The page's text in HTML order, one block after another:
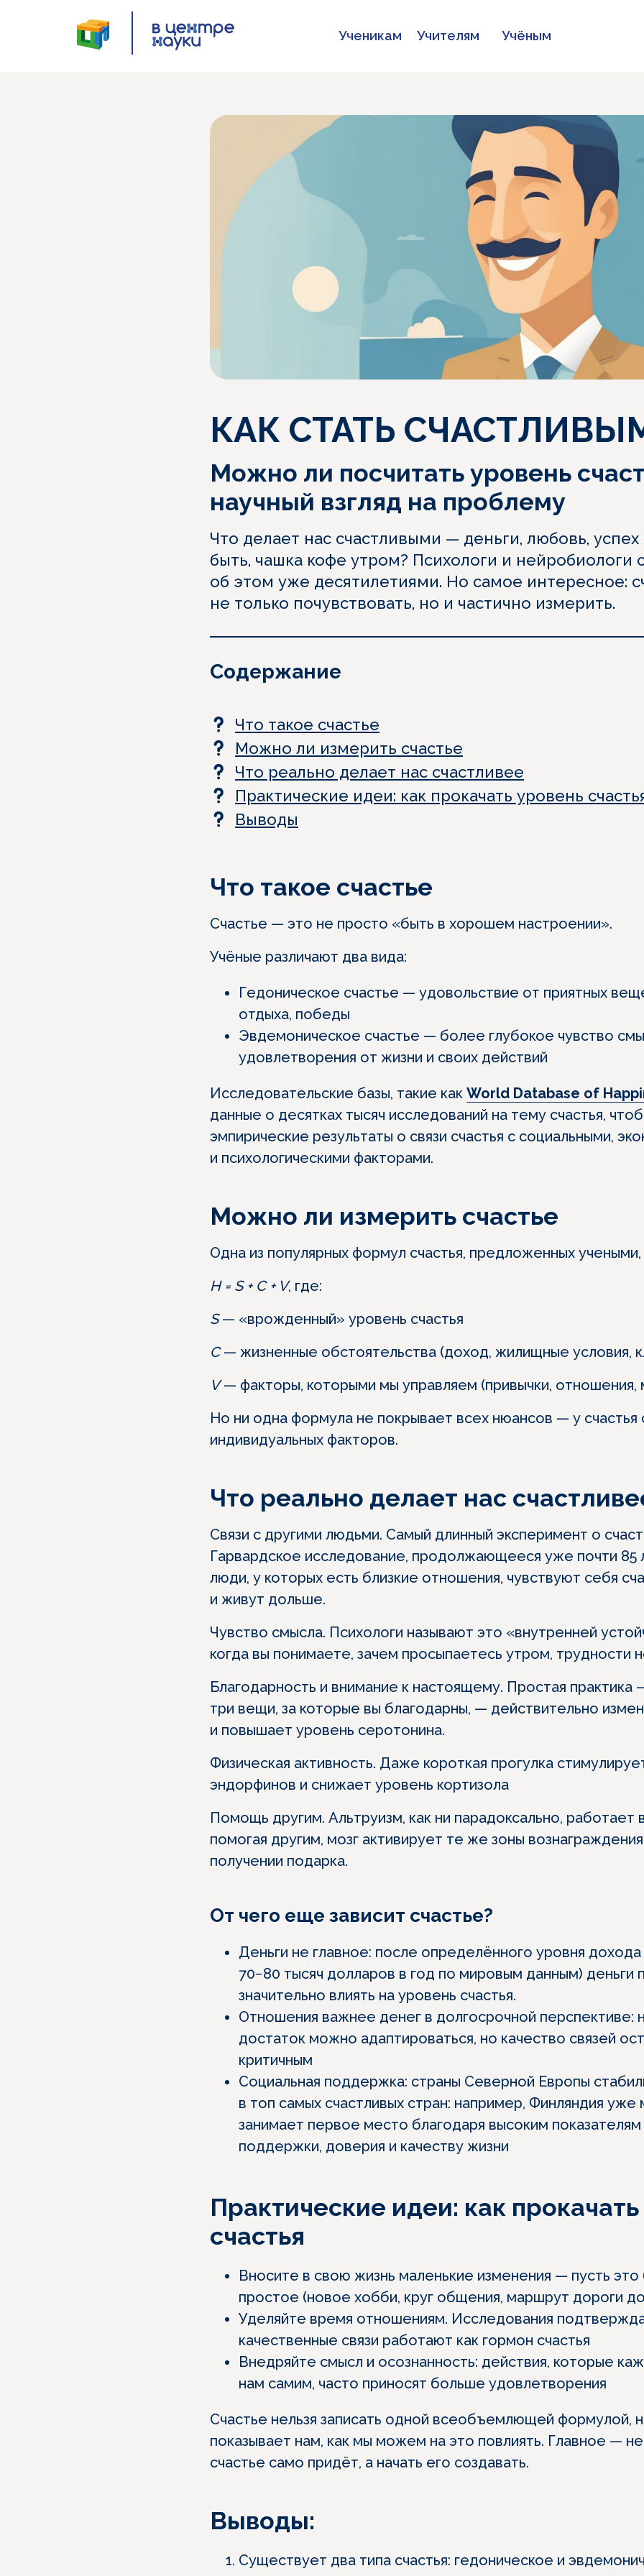
Ученикам Учителям Учёным
КАК СТАТЬ
Можно ли посчитать уровень
научный взгляд на проблему
Что делает нас счастливыми — деньги, любовь,
быть, чашка кофе утром? Психологи и нейробиологи
об этом уже десятилетиями. Но самое интересное:
не только почувствовать, но и частично измерить.
Содержание
Что такое счастье
Можно ли измерить счастье
Что реально делает нас счастливее
Практические идеи: как прокачать уровень
Выводы
Что такое счастье
Счастье — это не просто «быть в хорошем настроении».
Учёные различают два вида:
Гедоническое счастье — удовольствие от приятных
отдыха, победы
Эвдемоническое счастье — более глубокое чувство
удовлетворения от жизни и своих действий
Исследовательские базы, такие как World Database of
данные о десятках тысяч исследований на тему счастья,
эмпирические результаты о связи счастья с социальными,
и психологическими факторами.
Можно ли измерить счастье
Одна из популярных формул счастья, предложенных учеными,
H = S + C + V, где:
S— «врожденный» уровень счастья
C— жизненные обстоятельства (доход, жилищные условия,
V— факторы, которыми мы управляем (привычки, отношения,
Но ни одна формула не покрывает всех нюансов — у
индивидуальных факторов.
Что реально делает нас
Связи с другими людьми. Самый длинный эксперимент о
Гарвардское исследование, продолжающееся уже почти 85
люди, у которых есть близкие отношения, чувствуют себя
и живут дольше.
Чувство смысла. Психологи называют это «внутренней
когда вы понимаете, зачем просыпаетесь утром, трудности
Благодарность и внимание к настоящему. Простая практика
три вещи, за которые вы благодарны, — действительно
и повышает уровень серотонина.
Физическая активность. Даже короткая прогулка
эндорфинов и снижает уровень кортизола
Помощь другим. Альтруизм, как ни парадоксально, работает
помогая другим, мозг активирует те же зоны
получении подарка.
От чего еще зависит счастье?
Деньги не главное: после определённого уровня
70−80 тысяч долларов в год по мировым данным) деньги
значительно влиять на уровень счастья.
Отношения важнее денег в долгосрочной перспективе:
достаток можно адаптироваться, но качество связей
критичным
Социальная поддержка: страны Северной Европы
в топ самых счастливых стран: например, Финляндия уже
занимает первое место благодаря высоким
поддержки, доверия и качеству жизни
Практические идеи: как
счастья
Вносите в свою жизнь маленькие изменения — пусть
простое (новое хобби, круг общения, маршрут дороги
Уделяйте время отношениям. Исследования
качественные связи работают как гормон счастья
Внедряйте смысл и осознанность: действия, которые
нам самим, часто приносят больше удовлетворения
Счастье нельзя записать одной всеобъемлющей формулой,
показывает нам, как мы можем на это повлиять. Главное —
счастье само придёт, а начать его создавать.
Выводы:
Существует два типа счастья: гедоническое и